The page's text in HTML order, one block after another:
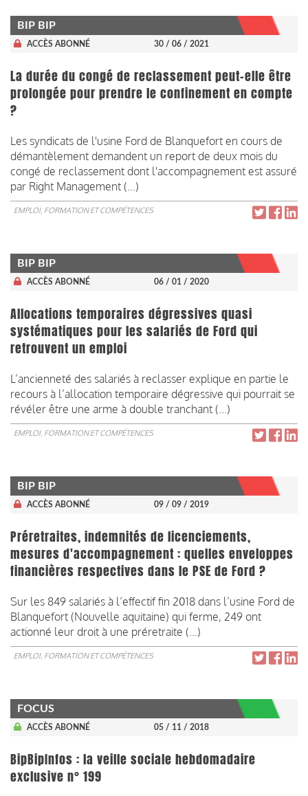
BIP BIP
ACCÈS ABONNÉ 30 / 06 / 2021
La durée du congé de reclassement peut-elle être
prolongée pour prendre le confinement en compte
?
Les syndicats de l'usine Ford de Blanquefort en cours de
démantèlement demandent un report de deux mois du
congé de reclassement dont l'accompagnement est assuré
par Right Management (...)
EMPLOI, FORMATION ET COMPÉTENCES
BIP BIP
ACCÈS ABONNÉ 06 / 01 / 2020
Allocations temporaires dégressives quasi
systématiques pour les salariés de Ford qui
retrouvent un emploi
L’ancienneté des salariés à reclasser explique en partie le
recours à l’allocation temporaire dégressive qui pourrait se
révéler être une arme à double tranchant (...)
EMPLOI, FORMATION ET COMPÉTENCES
BIP BIP
ACCÈS ABONNÉ 09 / 09 / 2019
Préretraites, indemnités de licenciements,
mesures d'accompagnement : quelles enveloppes
financières respectives dans le PSE de Ford ?
Sur les 849 salariés à l’effectif fin 2018 dans l’usine Ford de
Blanquefort (Nouvelle aquitaine) qui ferme, 249 ont
actionné leur droit à une préretraite (...)
EMPLOI, FORMATION ET COMPÉTENCES
FOCUS
ACCÈS ABONNÉ 05 / 11 / 2018
BipBipInfos : la veille sociale hebdomadaire
exclusive n° 199